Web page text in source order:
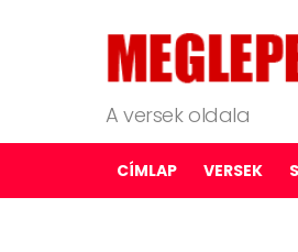
A versek oldala
CÍMLAP VERSEK